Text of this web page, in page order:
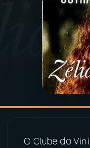
PROGRAMAS
PODCASTS
VIDEOCASTS
O Clube do